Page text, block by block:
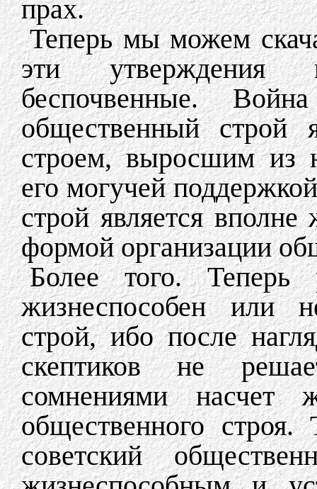
прах.
Теперь мы можем
эти утверждения
беспочвенные.
общественный строй
строем, выросшим из
его могучей
строй является
формой организации
Более того.
жизнеспособен или
строй, ибо после
скептиков не
сомнениями насчет
общественного
советский